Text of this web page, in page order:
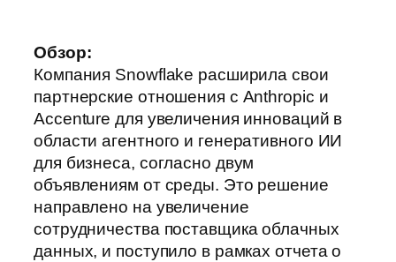
Обзор:
Компания Snowflake расширила свои
партнерские отношения с Anthropic и
Accenture для увеличения инноваций в
области агентного и генеративного ИИ
для бизнеса, согласно двум
объявлениям от среды. Это решение
направлено на увеличение
сотрудничества поставщика облачных
данных, и поступило в рамках отчета о